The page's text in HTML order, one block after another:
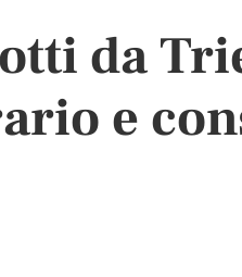
da
e